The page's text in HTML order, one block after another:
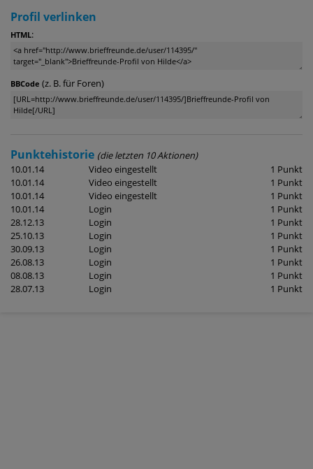
Profil verlinken
HTML:
BBCode (z. B. für Foren)
Punktehistorie (die letzten 10 Aktionen)
10.01.14
Video eingestellt
1 Punkt
10.01.14
Video eingestellt
1 Punkt
10.01.14
Video eingestellt
1 Punkt
10.01.14
Login
1 Punkt
28.12.13
Login
1 Punkt
25.10.13
Login
1 Punkt
30.09.13
Login
1 Punkt
26.08.13
Login
1 Punkt
08.08.13
Login
1 Punkt
28.07.13
Login 1 Punkt